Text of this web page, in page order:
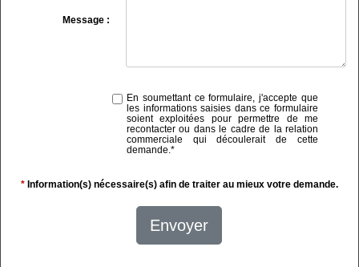
Message :
En soumettant ce formulaire, j'accepte que
les informations saisies dans ce formulaire
soient exploitées pour permettre de me
recontacter ou dans le cadre de la relation
commerciale qui découlerait de cette
demande.*
* Information(s) nécessaire(s) afin de traiter au mieux votre demande.
Envoyer